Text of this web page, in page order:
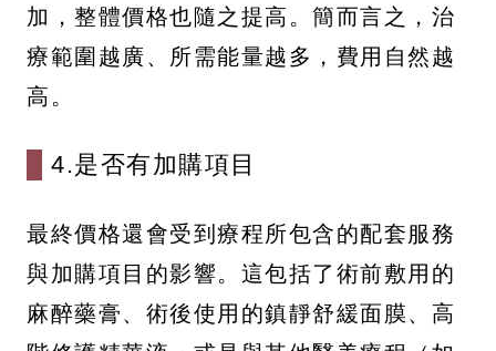
加，整體價格也隨之提高。簡而言之，治
療範圍越廣、所需能量越多，費用自然越
高。
4.是否有加購項目
最終價格還會受到療程所包含的配套服務
與加購項目的影響。這包括了術前敷用的
麻醉藥膏、術後使用的鎮靜舒緩面膜、高